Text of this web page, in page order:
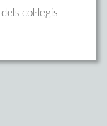
col·legis